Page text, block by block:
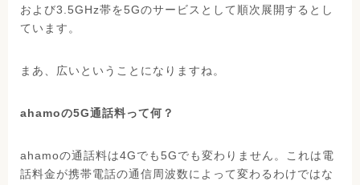
および3.5GHz帯を5Gのサービスとして順次展開するとし
ています。
まあ、広いということになりますね。
ahamoの5G通話料って何？
ahamoの通話料は4Gでも5Gでも変わりません。これは電
話料金が携帯電話の通信周波数によって変わるわけではな